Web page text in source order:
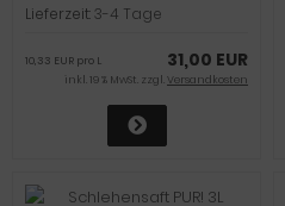
Lieferzeit: 3-4 Tage
31,00 EUR
10,33 EUR pro L
inkl. 19 % MwSt. zzgl.Versandkosten